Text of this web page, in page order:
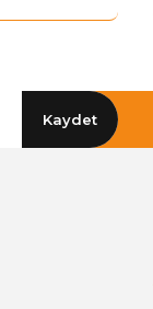
Kaydet